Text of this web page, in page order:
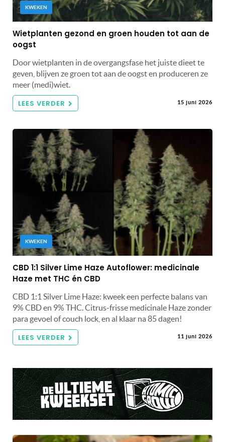
KWEKEN
Wietplanten gezond en groen houden tot aan de
oogst
Door wietplanten in de overgangsfase het juiste dieet te
geven, blijven ze groen tot aan de oogst en produceren ze
meer (medi)wiet.
LEES VERDER 15 juni 2026
KWEKEN
CBD 1:1 Silver Lime Haze Autoflower: medicinale
Haze met THC én CBD
CBD 1:1 Silver Lime Haze: kweek een perfecte balans van
9% CBD en 9% THC. Citrus-frisse medicinale Haze zonder
para gevoel of couch lock, en al klaar na 85 dagen!
LEES VERDER 11 juni 2026